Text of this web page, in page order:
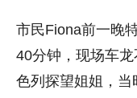
市民Fiona前一晚
40分钟，现场车
色列探望姐姐，当